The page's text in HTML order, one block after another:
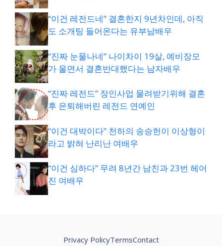
“이건 레전드네” 결혼한지 9년차인데, 아직
도 소개팅 들어온다는 유부남배우
“진짜 눈물나네” 나이차이 19살, 예비장모
가 울면서 결혼반대했다는 남자배우
“진짜 레전드” 장인사업 물려받기위해 결혼
후 은퇴해버린 레전드 연예인
“이건 대박이다” 천하의 송승헌이 이상형이
라고 밝혀 난리난 여배우
“이건 심하다” 무려 8년간 남친과 23번 헤어
진 여배우
Privacy PolicyTermsContact